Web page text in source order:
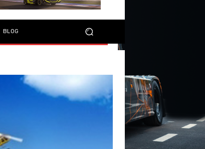
BLOG